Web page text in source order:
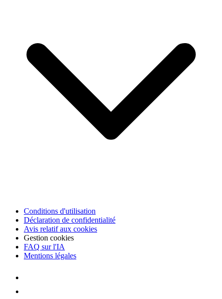
Conditions d'utilisation
Déclaration de confidentialité
Avis relatif aux cookies
Gestion cookies
FAQ sur l'IA
Mentions légales